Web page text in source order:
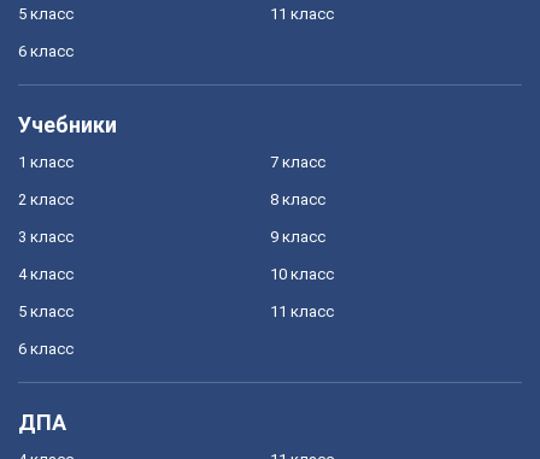
5 класс
6 класс
11 класс
Учебники
1 класс
2 класс
3 класс
4 класс
5 класс
6 класс
7 класс
8 класс
9 класс
10 класс
11 класс
ДПА